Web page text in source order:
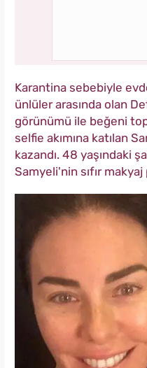
Karantina sebebiyle
ünlüler arasında olan
görünümü ile beğeni
selfie akımına katılan
kazandı. 48 yaşındaki
Samyeli'nin sıfır makyaj